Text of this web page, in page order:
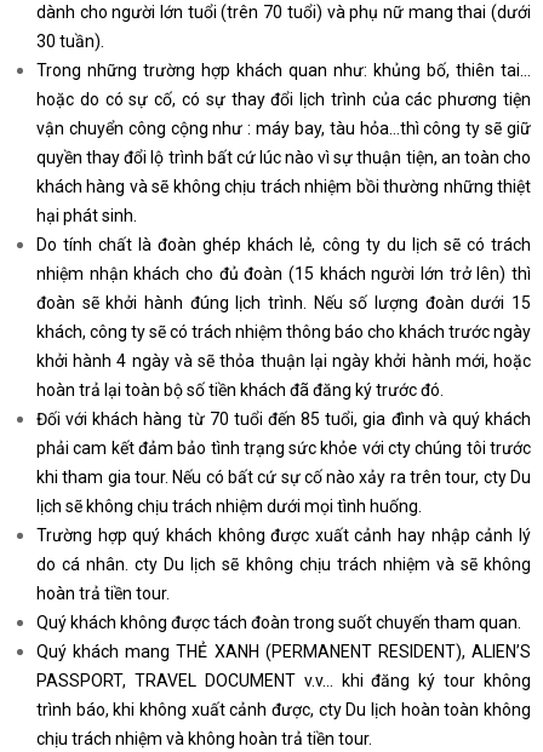
dành cho người lớn tuổi (trên 70 tuổi) và phụ nữ mang thai (dưới
30 tuần).
Trong những trường hợp khách quan như: khủng bố, thiên tai…
hoặc do có sự cố, có sự thay đổi lịch trình của các phương tiện
vận chuyển công cộng như : máy bay, tàu hỏa…thì công ty sẽ giữ
quyền thay đổi lộ trình bất cứ lúc nào vì sự thuận tiện, an toàn cho
khách hàng và sẽ không chịu trách nhiệm bồi thường những thiệt
hại phát sinh.
Do tính chất là đoàn ghép khách lẻ, công ty du lịch sẽ có trách
nhiệm nhận khách cho đủ đoàn (15 khách người lớn trở lên) thì
đoàn sẽ khởi hành đúng lịch trình. Nếu số lượng đoàn dưới 15
khách, công ty sẽ có trách nhiệm thông báo cho khách trước ngày
khởi hành 4 ngày và sẽ thỏa thuận lại ngày khởi hành mới, hoặc
hoàn trả lại toàn bộ số tiền khách đã đăng ký trước đó.
Đối với khách hàng từ 70 tuổi đến 85 tuổi, gia đình và quý khách
phải cam kết đảm bảo tình trạng sức khỏe với cty chúng tôi trước
khi tham gia tour. Nếu có bất cứ sự cố nào xảy ra trên tour, cty Du
lịch sẽ không chịu trách nhiệm dưới mọi tình huống.
Trường hợp quý khách không được xuất cảnh hay nhập cảnh lý
do cá nhân. cty Du lịch sẽ không chịu trách nhiệm và sẽ không
hoàn trả tiền tour.
Quý khách không được tách đoàn trong suốt chuyến tham quan.
Quý khách mang THẺ XANH (PERMANENT RESIDENT), ALIEN’S
PASSPORT, TRAVEL DOCUMENT v.v… khi đăng ký tour không
trình báo, khi không xuất cảnh được, cty Du lịch hoàn toàn không
chịu trách nhiệm và không hoàn trả tiền tour.